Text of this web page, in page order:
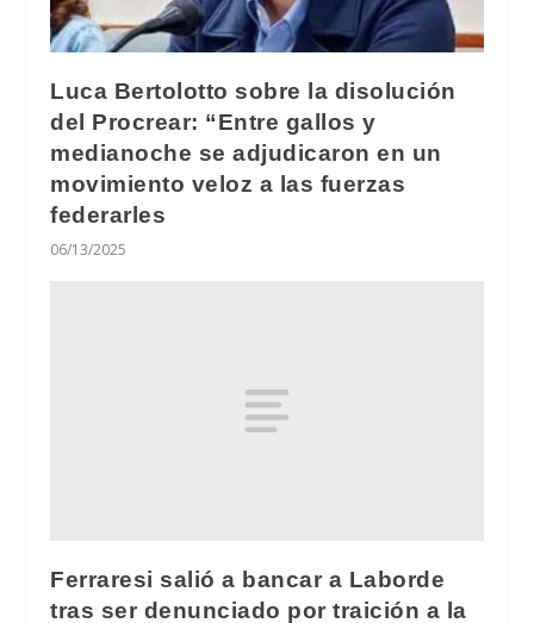
Luca Bertolotto sobre la disolución
del Procrear: “Entre gallos y
medianoche se adjudicaron en un
movimiento veloz a las fuerzas
federarles
06/13/2025
Ferraresi salió a bancar a Laborde
tras ser denunciado por traición a la